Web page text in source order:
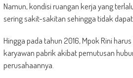
Namun, kondisi ruangan kerja yang
sering sakit-sakitan sehingga tidak
Hingga pada tahun 2016, Mpok Rini
karyawan pabrik akibat pemutusan
perusahaannya.